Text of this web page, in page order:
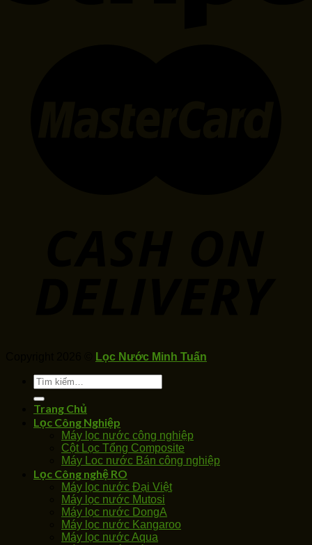
Lọc Nước Minh Tuấn
Tìm
kiếm:
Trang Chủ
Lọc Công Nghiệp
Máy lọc nước công nghiệp
Cột Lọc Tổng Composite
Máy Loc nước Bán công nghiệp
Lọc Công nghệ RO
Máy lọc nước Đại Việt
Máy lọc nước Mutosi
Máy lọc nước DongA
Máy lọc nước Kangaroo
Máy lọc nước Aqua